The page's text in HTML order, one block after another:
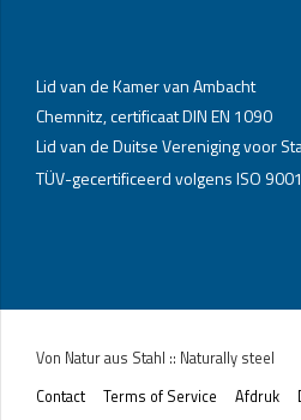
Lid van de Kamer van Ambacht
Chemnitz, certificaat DIN EN 1090
Lid van de Duitse Vereniging voor
TÜV-gecertificeerd volgens ISO
Von Natur aus Stahl :: Naturally steel
Contact
Terms of Service Afdruk